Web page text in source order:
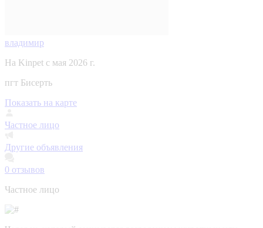
владимир
На Kinpet c мая 2026 г.
пгт Бисерть
Показать на карте
Частное лицо
Другие объявления
0 отзывов
Частное лицо